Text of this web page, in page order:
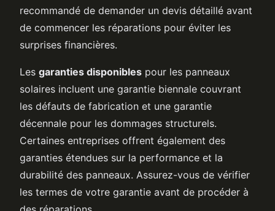
recommandé de demander un devis détaillé avant
de commencer les réparations pour éviter les
surprises financières.
Les garanties disponibles pour les panneaux
solaires incluent une garantie biennale couvrant
les défauts de fabrication et une garantie
décennale pour les dommages structurels.
Certaines entreprises offrent également des
garanties étendues sur la performance et la
durabilité des panneaux. Assurez-vous de vérifier
les termes de votre garantie avant de procéder à